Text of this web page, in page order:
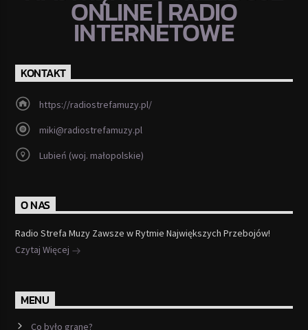
ONLINE | RADIO
INTERNETOWE
KONTAKT
https://radiostrefamuzy.pl/
miki@radiostrefamuzy.pl
Lubień (woj. małopolskie)
O NAS
Radio Strefa Muzy Zawsze w Rytmie Największych Przebojów!
Czytaj Więcej
MENU
Co było grane?